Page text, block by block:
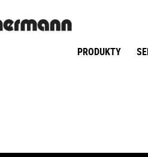
PRODUKTY